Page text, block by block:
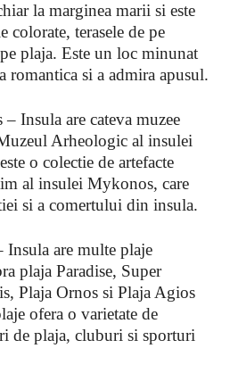
la marginea marii si este
colorate, terasele de pe
plaja. Este un loc minunat
romantica si a admira apusul.
Insula are cateva muzee
Arheologic al insulei
o colectie de artefacte
al insulei Mykonos, care
si a comertului din insula.
are multe plaje
plaja Paradise, Super
Plaja Ornos si Plaja Agios
ofera o varietate de
de plaja, cluburi si sporturi